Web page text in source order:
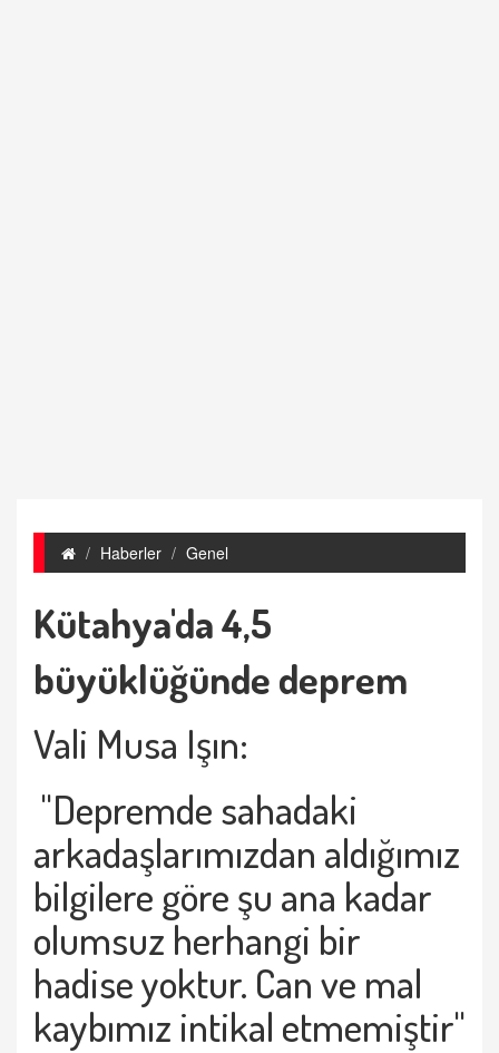
Haberler Genel
Kütahya'da 4,5
büyüklüğünde deprem
Vali Musa Işın:
"Depremde sahadaki
arkadaşlarımızdan aldığımız
bilgilere göre şu ana kadar
olumsuz herhangi bir
hadise yoktur. Can ve mal
kaybımız intikal etmemiştir"